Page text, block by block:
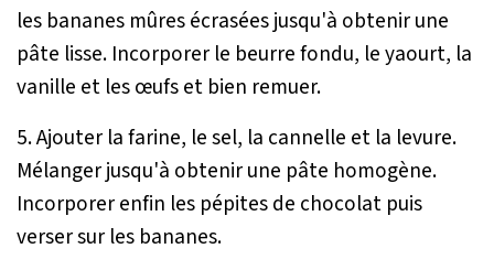
les bananes mûres écrasées jusqu'à obtenir une
pâte lisse. Incorporer le beurre fondu, le yaourt, la
vanille et les œufs et bien remuer.
5. Ajouter la farine, le sel, la cannelle et la levure.
Mélanger jusqu'à obtenir une pâte homogène.
Incorporer enfin les pépites de chocolat puis
verser sur les bananes.